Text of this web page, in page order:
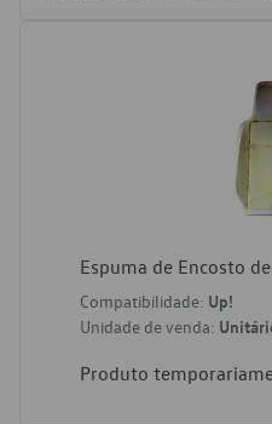
Espuma de Encosto
Compatibilidade: Up!
Unidade de venda:
Produto